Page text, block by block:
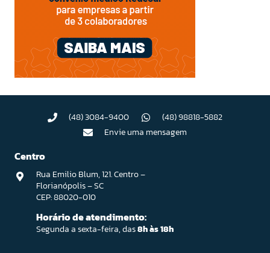
(48) 3084-9400
(48) 98818-5882
Envie uma mensagem
Centro
Rua Emilio Blum, 121. Centro –
Florianópolis – SC
CEP: 88020-010
Horário de atendimento:
Segunda a sexta-feira, das8h às 18h